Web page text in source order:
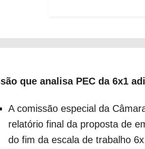
que analisa PEC da 6x1
A comissão especial da
relatório final da proposta de
do fim da escala de trabalho